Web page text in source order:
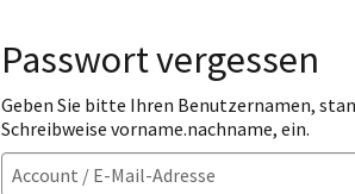
Passwort vergessen
Geben Sie bitte Ihren Benutzernamen,
Schreibweise vorname.nachname, ein.